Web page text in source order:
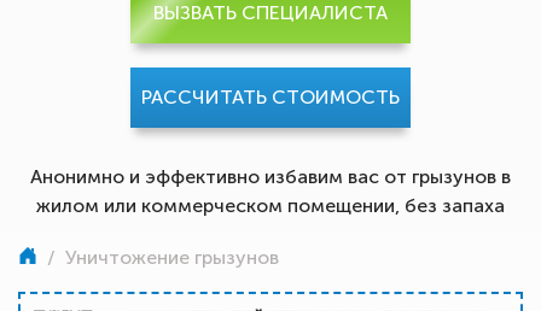
Анонимно и эффективно избавим вас от грызунов в
жилом или коммерческом помещении, без запаха
ВЫЗВАТЬ СПЕЦИАЛИСТА
РАССЧИТАТЬ СТОИМОСТЬ
/ Уничтожение грызунов